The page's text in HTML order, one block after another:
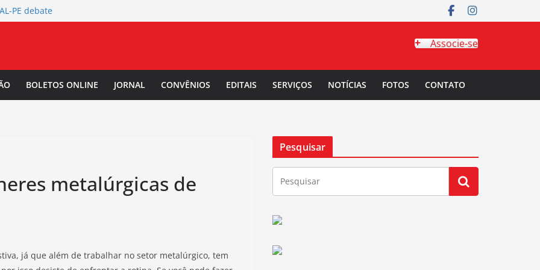
PE debate
Mulher Negra
da
Salarial
Associe-se
BOLETOS ONLINE JORNAL CONVÊNIOS EDITAIS SERVIÇOS NOTÍCIAS FOTOS CONTATO
metalúrgicas de
já que além de trabalhar no setor metalúrgico, tem
Pesquisar